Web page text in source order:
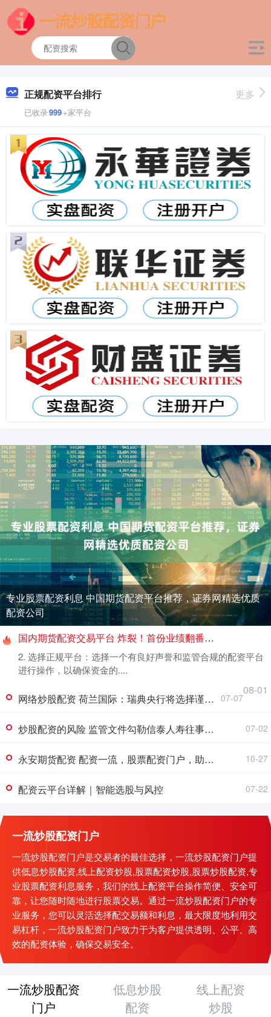
正规配资平台排行
已收录999+家平台
更多
专业股票配资利息 中国期货配资平台推荐，证券网精选优质
配资公司
国内期货配资交易平台 炸裂！首份业绩翻番半年报预告出炉 同比暴增超500%！
2. 选择正规平台：选择一个有良好声誉和监管合规的配资平台
进行操作，以确保资金的....
08-01
网络炒股配资 荷兰国际：瑞典央行将选择谨慎地按兵不动 07-07
炒股配资的风险 监管文件勾勒信泰人寿往事：7家原股东违法违规，原董事长被终身禁业 07-02
永安期货配资 配资一流，股票配资门户，助您财富倍增 10-27
配资云平台详解｜智能选股与风控 07-22
一流炒股配资门户
一流炒股配资门户是交易者的最佳选择，一流炒股配资门户提
供低息炒股配资,线上配资炒股,股票配资炒股,股票炒股配资,专
业股票配资利息服务，我们的线上配资平台操作简便、安全可
靠，让您随时随地进行股票交易。通过一流炒股配资门户的专
业服务，您可以灵活选择配交易额和利息，最大限度地利用交
易杠杆，一流炒股配资门户致力于为客户提供透明、公平、高
效的配资体验，确保交易安全。
一流炒股配资
门户
低息炒股
配资
线上配资
炒股